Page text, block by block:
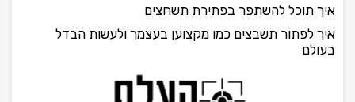
איך תוכל להשתפר בפתירת תשחצים
איך לפתור תשבצים כמו מקצוען בעצמך ולעשות הבדל
בעולם